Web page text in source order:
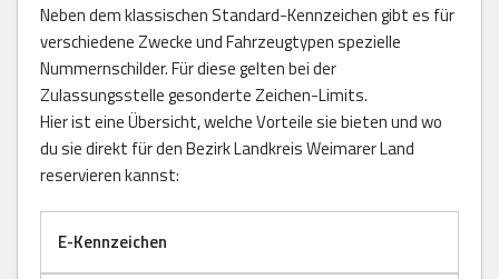
Neben dem klassischen Standard-Kennzeichen gibt es für
verschiedene Zwecke und Fahrzeugtypen spezielle
Nummernschilder. Für diese gelten bei der
Zulassungsstelle gesonderte Zeichen-Limits.
Hier ist eine Übersicht, welche Vorteile sie bieten und wo
du sie direkt für den Bezirk Landkreis Weimarer Land
reservieren kannst:
E-Kennzeichen